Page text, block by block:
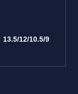
13.5/12/10.5/9